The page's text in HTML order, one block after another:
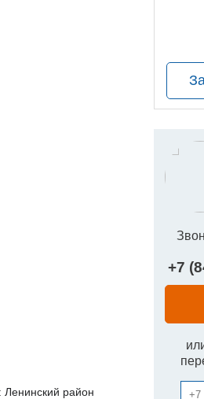
Ленинский район
+7